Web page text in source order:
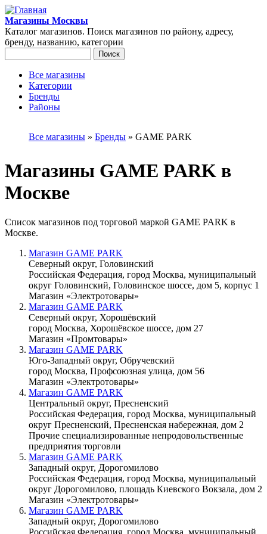
Перейти к основному содержанию
Магазины Москвы
Каталог магазинов. Поиск магазинов по району, адресу,
бренду, названию, категории
Главное меню
Все магазины
Категории
Бренды
Районы
Вы здесьВсе магазины » Бренды » GAME PARK
Магазины GAME PARK в
Москве
Список магазинов под торговой маркой GAME PARK в
Москве.
Магазин GAME PARK
Северный округ, Головинский
Российская Федерация, город Москва, муниципальный
округ Головинский, Головинское шоссе, дом 5, корпус 1
Магазин «Электротовары»
Магазин GAME PARK
Северный округ, Хорошёвский
город Москва, Хорошёвское шоссе, дом 27
Магазин «Промтовары»
Магазин GAME PARK
Юго-Западный округ, Обручевский
город Москва, Профсоюзная улица, дом 56
Магазин «Электротовары»
Магазин GAME PARK
Центральный округ, Пресненский
Российская Федерация, город Москва, муниципальный
округ Пресненский, Пресненская набережная, дом 2
Прочие специализированные непродовольственные
предприятия торговли
Магазин GAME PARK
Западный округ, Дорогомилово
Российская Федерация, город Москва, муниципальный
округ Дорогомилово, площадь Киевского Вокзала, дом 2
Магазин «Электротовары»
Магазин GAME PARK
Западный округ, Дорогомилово
Российская Федерация, город Москва, муниципальный